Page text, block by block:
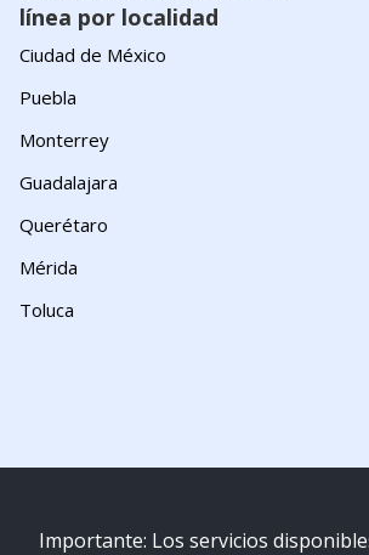
línea por localidad
Ciudad de México
Puebla
Monterrey
Guadalajara
Querétaro
Mérida
Toluca
Importante: Los servicios